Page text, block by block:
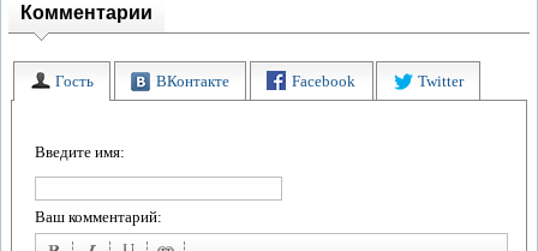
Комментарии
Гость ВКонтакте Facebook Twitter
Введите имя:
Ваш комментарий: